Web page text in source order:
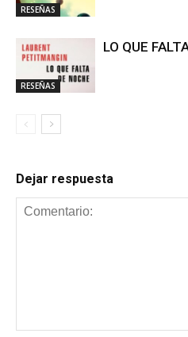
RESEÑAS
RESEÑAS
LO QUE
Dejar respuesta